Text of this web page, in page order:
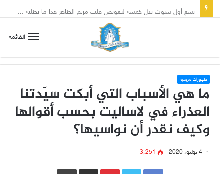
القائمة
ظهورات مريمية
ما هي الأسباب التي أبكت سيّدتنا
العذراء في لاساليت بحسب أقوالها
وكيف نقدر أن نواسيها؟
4 يوليو، 2020 3٬251
Pinterestمشاركة عبر البريد طباعة